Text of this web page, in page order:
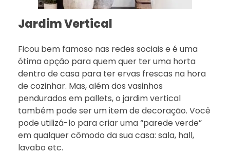
Jardim Vertical
Ficou bem famoso nas redes sociais e é uma
ótima opção para quem quer ter uma horta
dentro de casa para ter ervas frescas na hora
de cozinhar. Mas, além dos vasinhos
pendurados em pallets, o jardim vertical
também pode ser um item de decoração. Você
pode utilizá-lo para criar uma “parede verde”
em qualquer cômodo da sua casa: sala, hall,
lavabo etc.